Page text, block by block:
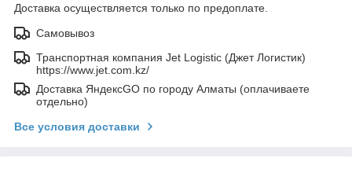
Доставка осуществляется только по предоплате.
Самовывоз
Транспортная компания Jet Logistic (Джет Логистик)
https://www.jet.com.kz/
Доставка ЯндексGO по городу Алматы (оплачиваете
отдельно)
Все условия доставки